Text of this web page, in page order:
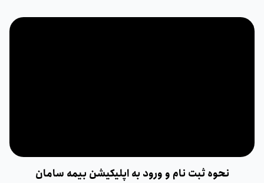
نحوه ثبت نام و ورود به اپلیکیشن بیمه سامان